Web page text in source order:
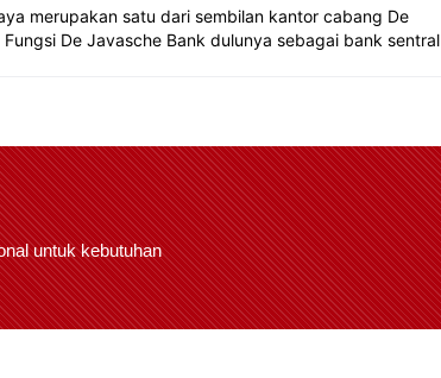
merupakan satu dari sembilan kantor cabang De
De Javasche Bank dulunya sebagai bank sentral
untuk kebutuhan